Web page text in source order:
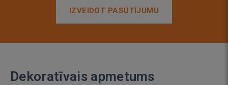
IZVEIDOT PASŪTĪJUMU
Dekoratīvais apmetums